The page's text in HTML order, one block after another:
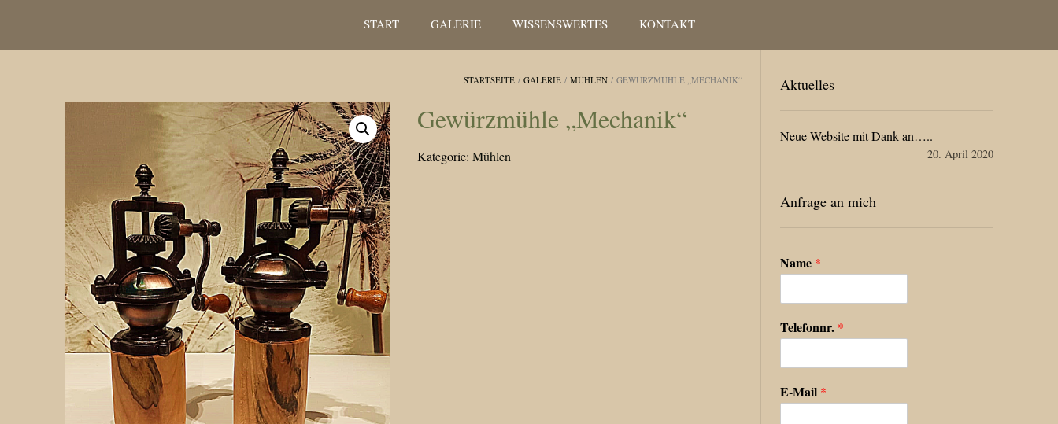
START GALERIE WISSENSWERTES KONTAKT
STARTSEITE /GALERIE /MÜHLEN / GEWÜRZMÜHLE „MECHANIK“
Gewürzmühle „Mechanik“
Kategorie: Mühlen
Aktuelles
Neue Website mit Dank an…..
20. April 2020
Anfrage an mich
Name *
Telefonnr. *
E-Mail *